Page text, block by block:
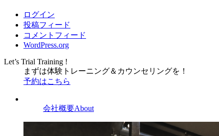
ログイン
投稿フィード
コメントフィード
WordPress.org
Let’s Trial Training !
まずは体験トレーニング＆ カウンセリングを！
予約はこちら
会社概要About